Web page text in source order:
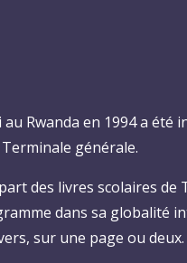
Rwanda en 1994 a été
générale.
des livres scolaires de
dans sa globalité
sur une page ou deux.